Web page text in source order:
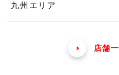
九州エリア
店舗